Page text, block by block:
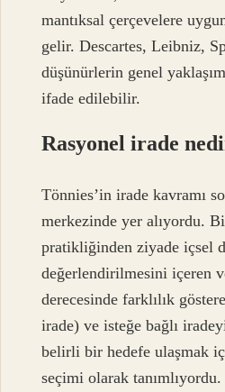
mantıksal çerçevelere
gelir. Descartes, Leibniz,
düşünürlerin genel
ifade edilebilir.
Rasyonel irade
Tönnies’in irade kavramı
merkezinde yer alıyordu.
pratikliğinden ziyade içsel
değerlendirilmesini içeren
derecesinde farklılık
irade) ve isteğe bağlı
belirli bir hedefe ulaşmak
seçimi olarak